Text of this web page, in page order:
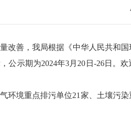
善，我局根据《中华人民共和
示期为2024年3月20日-26日。
环境重点排污单位21家、土壤污